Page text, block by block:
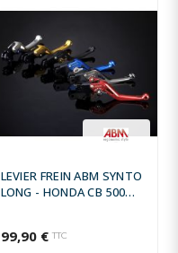
LEVIER FREIN ABM SYNTO
LONG - HONDA CB 500
99,90 € TTC